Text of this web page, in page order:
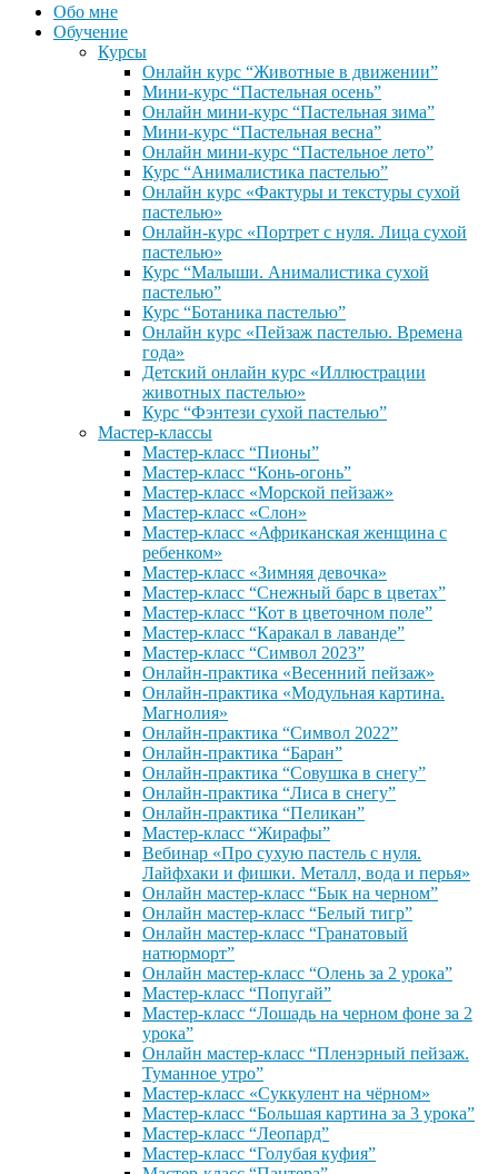
Обо мне
Обучение
Курсы
Онлайн курс “Животные в движении”
Мини-курс “Пастельная осень”
Онлайн мини-курс “Пастельная зима”
Мини-курс “Пастельная весна”
Онлайн мини-курс “Пастельное лето”
Курс “Анималистика пастелью”
Онлайн курс «Фактуры и текстуры сухой
пастелью»
Онлайн-курс «Портрет с нуля. Лица сухой
пастелью»
Курс “Малыши. Анималистика сухой
пастелью”
Курс “Ботаника пастелью”
Онлайн курс «Пейзаж пастелью. Времена
года»
Детский онлайн курс «Иллюстрации
животных пастелью»
Курс “Фэнтези сухой пастелью”
Мастер-классы
Мастер-класс “Пионы”
Мастер-класс “Конь-огонь”
Мастер-класс «Морской пейзаж»
Мастер-класс «Слон»
Мастер-класс «Африканская женщина с
ребенком»
Мастер-класс «Зимняя девочка»
Мастер-класс “Снежный барс в цветах”
Мастер-класс “Кот в цветочном поле”
Мастер-класс “Каракал в лаванде”
Мастер-класс “Символ 2023”
Онлайн-практика «Весенний пейзаж»
Онлайн-практика «Модульная картина.
Магнолия»
Онлайн-практика “Символ 2022”
Онлайн-практика “Баран”
Онлайн-практика “Совушка в снегу”
Онлайн-практика “Лиса в снегу”
Онлайн-практика “Пеликан”
Мастер-класс “Жирафы”
Вебинар «Про сухую пастель с нуля.
Лайфхаки и фишки. Металл, вода и перья»
Онлайн мастер-класс “Бык на черном”
Онлайн мастер-класс “Белый тигр”
Онлайн мастер-класс “Гранатовый
натюрморт”
Онлайн мастер-класс “Олень за 2 урока”
Мастер-класс “Попугай”
Мастер-класс “Лошадь на черном фоне за 2
урока”
Онлайн мастер-класс “Пленэрный пейзаж.
Туманное утро”
Мастер-класс «Суккулент на чёрном»
Мастер-класс “Большая картина за 3 урока”
Мастер-класс “Леопард”
Мастер-класс “Голубая куфия”